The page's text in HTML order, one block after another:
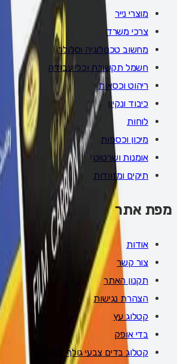
מוצרי נייר
צרכי משרד
מחשוב טכנולוגיה וסלולר
חשמל תקשורת וכלי עבודה
ריהוט וכסאות
כיבוד ונקיון
לוחות
מיכון וכספות
אומנות ושרטוט
תיקים ומזוודות
מפת אתר
אודות
צור קשר
תקנון האתר
הצהרת נגישות
קטלוג עץ
בדי אופק
קטלוג בדים צבעי גולף דמוי עור